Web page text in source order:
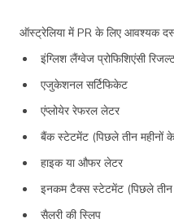
ऑस्ट्रेलिया में PR के लिए आवश्यक
इंग्लिश लैंग्वेज प्रोफिशिएंसी
एजुकेशनल सर्टिफिकेट
एंप्लोयेर रेफरल लेटर
बैंक स्टेटमेंट (पिछले तीन महीनों
हाइक या औफर लेटर
इनकम टैक्स स्टेटमेंट (पिछले तीन
सैलरी की स्लिप